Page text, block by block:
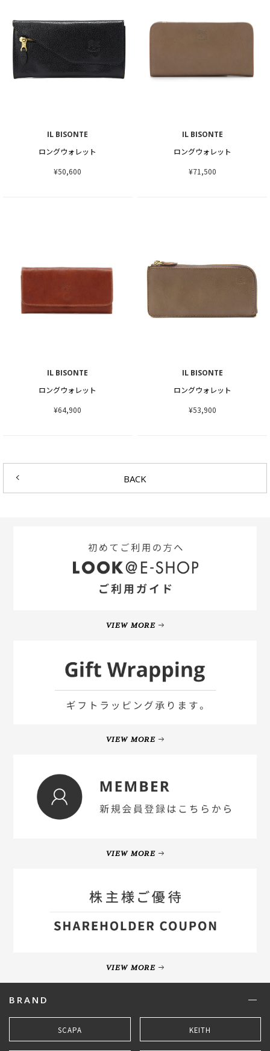
IL BISONTE
ロングウォレット
¥50,600
IL BISONTE
ロングウォレット
¥71,500
IL BISONTE
ロングウォレット
¥64,900
IL BISONTE
ロングウォレット
¥53,900
BACK
VIEW MORE
VIEW MORE
VIEW MORE
VIEW MORE
BRAND
SCAPA KEITH